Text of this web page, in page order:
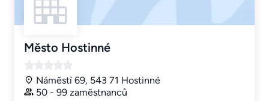
Město Hostinné
Náměstí 69, 543 71 Hostinné
50 - 99 zaměstnanců